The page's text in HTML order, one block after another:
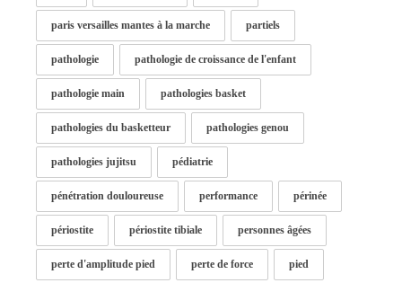
paris versailles mantes à la marche partiels
pathologie pathologie de croissance de l'enfant
pathologie main pathologies basket
pathologies du basketteur pathologies genou
pathologies jujitsu pédiatrie
pénétration douloureuse performance périnée
périostite périostite tibiale personnes âgées
perte d'amplitude pied perte de force pied